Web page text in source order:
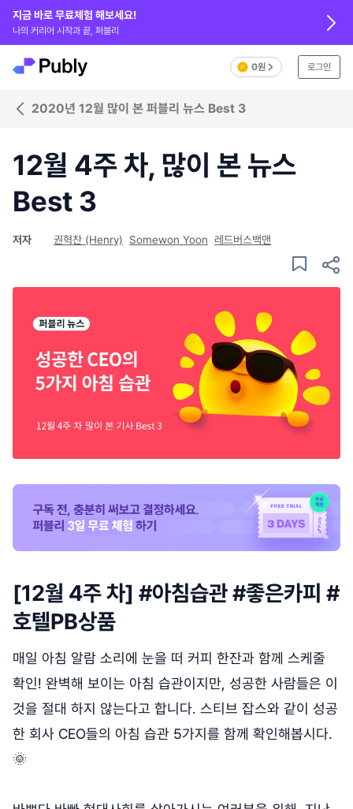
지금 바로 무료체험 해보세요!
나의 커리어 시작과 끝, 퍼블리
0원 로그인
2020년 12월 많이 본 퍼블리 뉴스 Best 3
12월 4주 차, 많이 본 뉴스
Best 3
저자 권혁찬 (Henry) Somewon Yoon 레드버스백맨
[12월 4주 차] #아침습관 #좋은카피 #
호텔PB상품
매일 아침 알람 소리에 눈을 떠 커피 한잔과 함께 스케줄
확인! 완벽해 보이는 아침 습관이지만, 성공한 사람들은 이
것을 절대 하지 않는다고 합니다. 스티브 잡스와 같이 성공
한 회사 CEO들의 아침 습관 5가지를 함께 확인해봅시다.
🌞